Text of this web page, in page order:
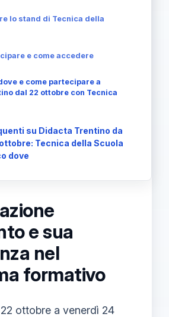
lo stand di Tecnica della
e come accedere
e come partecipare a
dal 22 ottobre con Tecnica
su Didacta Trentino da
Tecnica della Scuola
dove
e sua
nel
formativo
ottobre a venerdì 24